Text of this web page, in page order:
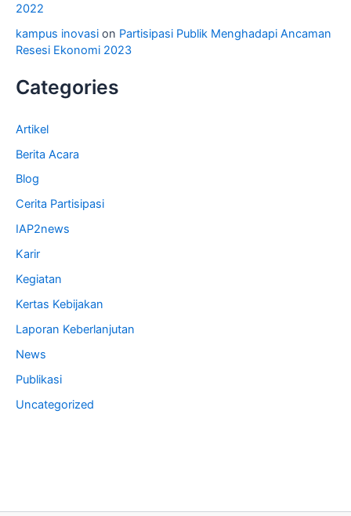
2022
kampus inovasi on Partisipasi Publik Menghadapi Ancaman
Resesi Ekonomi 2023
Categories
Artikel
Berita Acara
Blog
Cerita Partisipasi
IAP2news
Karir
Kegiatan
Kertas Kebijakan
Laporan Keberlanjutan
News
Publikasi
Uncategorized